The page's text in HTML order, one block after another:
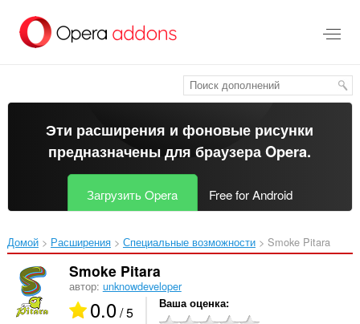
перейти
Эти расширения и фоновые рисунки
предназначены длябраузера Opera.
Загрузить Opera Free for Android
Домой Расширения Специальные возможности Smoke Pitara‎
Smoke Pitara
автор: unknowdeveloper
0.0/ 5 Ваша оценка